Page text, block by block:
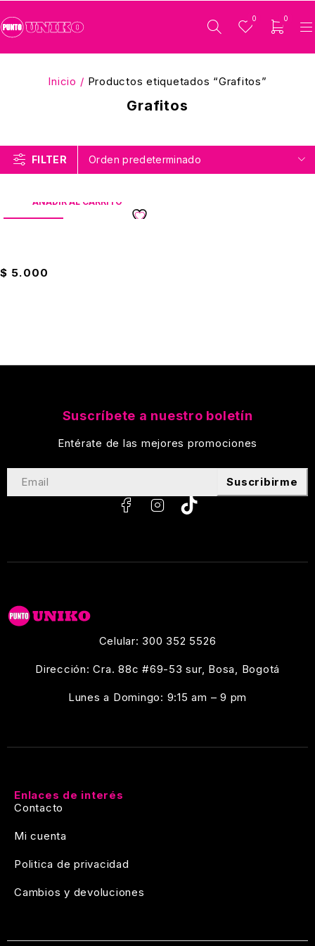
0 0
Grafitos
Inicio / Productos etiquetados “Grafitos”
FILTER Orden predeterminado
AÑADIR AL CARRITO
$ 5.000
Celular: 300 352 5526
Dirección: Cra. 88c #69-53 sur, Bosa, Bogotá
Lunes a Domingo: 9:15 am – 9 pm
Enlaces de interés
Contacto
Mi cuenta
Politica de privacidad
Cambios y devoluciones
Suscríbete a nuestro boletín
Entérate de las mejores promociones
Suscribirme